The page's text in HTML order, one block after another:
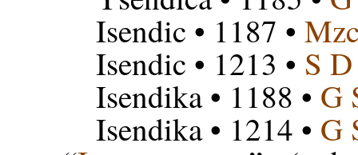
Isendic • 1187 •
Isendic • 1213 • S D
Isendika• 1188 • G
Isendika• 1214 • G